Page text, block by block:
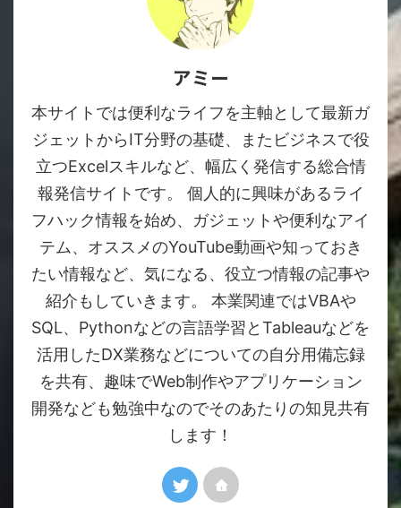
アミー
本サイトでは便利なライフを主軸として最新ガ
ジェットからIT分野の基礎、またビジネスで役
立つExcelスキルなど、幅広く発信する総合情
報発信サイトです。 個人的に興味があるライ
フハック情報を始め、ガジェットや便利なアイ
テム、オススメのYouTube動画や知っておき
たい情報など、気になる、役立つ情報の記事や
紹介もしていきます。 本業関連ではVBAや
SQL、Pythonなどの言語学習とTableauなどを
活用したDX業務などについての自分用備忘録
を共有、趣味でWeb制作やアプリケーション
開発なども勉強中なのでそのあたりの知見共有
します！